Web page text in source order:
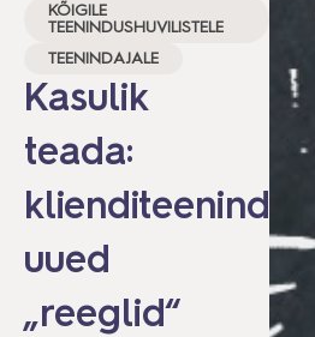
KÕIGILE
TEENINDUSHUVILISTELE
TEENINDAJALE
Kasulik
teada:
klienditeeninduse
uued
„reeglid“